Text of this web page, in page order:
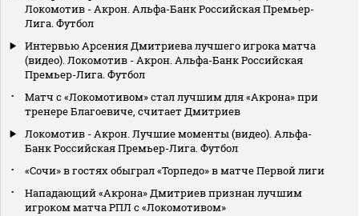
Локомотив - Акрон. Альфа-Банк Российская Премьер-
Лига. Футбол
Интервью Арсения Дмитриева лучшего игрока матча
(видео). Локомотив - Акрон. Альфа-Банк Российская
Премьер-Лига. Футбол
Матч с «Локомотивом» стал лучшим для «Акрона» при
тренере Благоевиче, считает Дмитриев
Локомотив - Акрон. Лучшие моменты (видео). Альфа-
Банк Российская Премьер-Лига. Футбол
«Сочи» в гостях обыграл «Торпедо» в матче Первой лиги
Нападающий «Акрона» Дмитриев признан лучшим
игроком матча РПЛ с «Локомотивом»